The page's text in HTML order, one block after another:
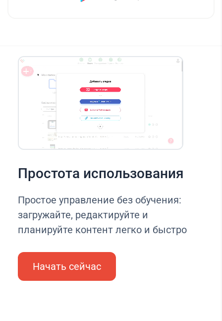
Простота использования
Простое управление без обучения:
загружайте, редактируйте и
планируйте контент легко и быстро
Начать сейчас